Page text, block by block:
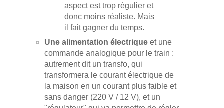
aspect est trop régulier et
donc moins réaliste. Mais
il fait gagner du temps.
Une alimentation électrique et une
commande analogique pour le train :
autrement dit un transfo, qui
transformera le courant électrique de
la maison en un courant plus faible et
sans danger (220 V / 12 V), et un